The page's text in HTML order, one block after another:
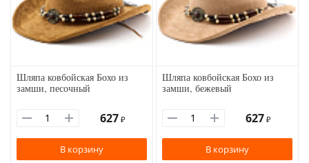
Шляпа ковбойская Бохо из
замши, песочный
627 ₽
В корзину
Шляпа ковбойская Бохо из
замши, бежевый
627 ₽
В корзину